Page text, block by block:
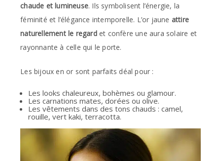
chaude et lumineuse. Ils symbolisent l’énergie, la
féminité et l’élégance intemporelle. L’or jaune attire
naturellement le regardet confère une aura solaire et
rayonnante à celle qui le porte.
Les bijoux en or sont parfaits déal pour :
Les looks chaleureux, bohèmes ou glamour.
Les carnations mates, dorées ou olive.
Les vêtements dans des tons chauds : camel,
rouille, vert kaki, terracotta.